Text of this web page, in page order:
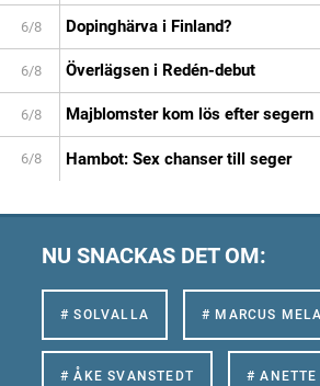
6/8 Dopinghärva i Finland?
6/8 Överlägsen i Redén-debut
6/8 Majblomster kom lös efter segern
6/8 Hambot: Sex chanser till seger
NU SNACKAS DET OM:
# SOLVALLA # MARCUS
# ÅKE SVANSTEDT # ANETTE